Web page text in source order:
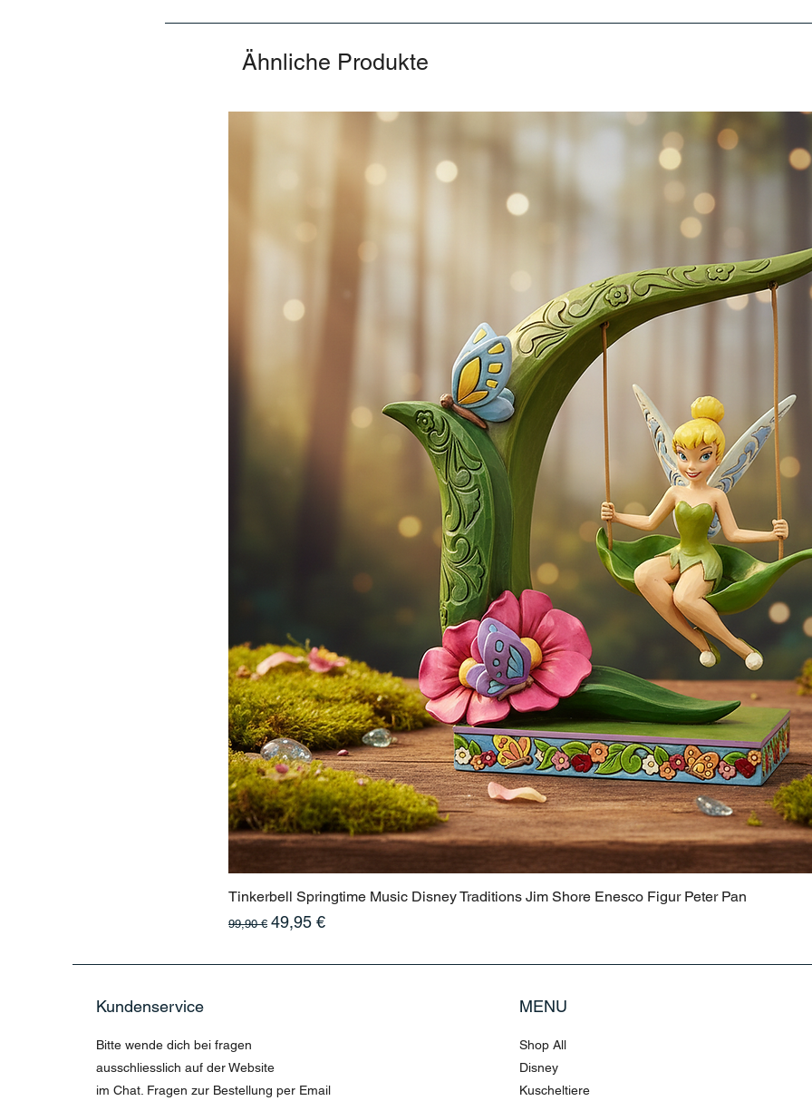
Ähnliche Produkte
Tinkerbell Springtime Music Disney Traditions Jim Shore Enesco Figur Peter Pan
Standardpreis
99,90 € Sale-Preis
49,95 €
Kundenservice
Bitte wende dich bei fragen
ausschliesslich auf der Website
im Chat. Fragen zur Bestellung per Email
MENU
Shop All
Disney
Kuscheltiere